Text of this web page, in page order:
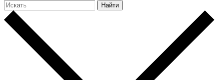
Найти